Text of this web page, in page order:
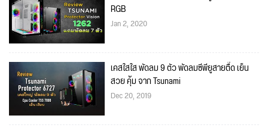
RGB
Jan 2, 2020
เคสใสใส พัดลม 9 ตัว พัดลมซีพียูสายตื๊ด เย็น
สวย คุ้ม จาก Tsunami
Dec 20, 2019